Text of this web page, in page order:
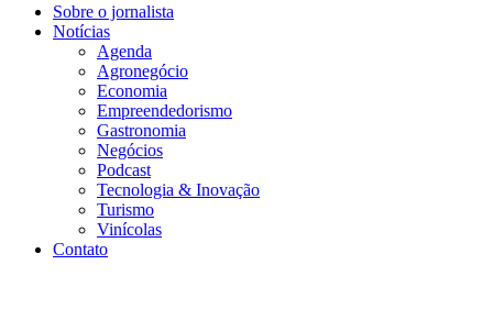
Sobre o jornalista
Notícias
Agenda
Agronegócio
Economia
Empreendedorismo
Gastronomia
Negócios
Podcast
Tecnologia & Inovação
Turismo
Vinícolas
Contato